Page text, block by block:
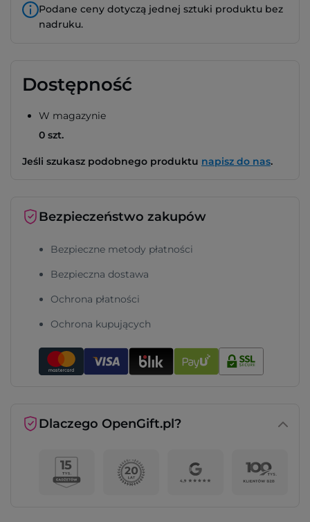
Podane ceny dotyczą jednej sztuki produktu bez
nadruku.
Dostępność
W magazynie
0 szt.
Jeśli szukasz podobnego produktu napisz do nas.
Bezpieczeństwo zakupów
Bezpieczne metody płatności
Bezpieczna dostawa
Ochrona płatności
Ochrona kupujących
Dlaczego OpenGift.pl?